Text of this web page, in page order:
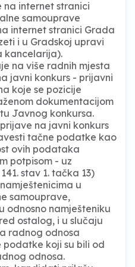
na internet stranici
samouprave
internet stranici Grada
i u Gradskoj upravi
kancelarija).
na više radnih mjesta
javni konkurs - prijavni
koje se pozicije
dokumentacijom
Javnog konkursa.
na javni konkurs
tačne podatke kao
ovih podataka
potpisom - uz
stav 1. tačka 13)
u
samouprave,
odnosno namješteniku
ostalog, i u slučaju
radnog odnosa
koji su bili od
odnosa.